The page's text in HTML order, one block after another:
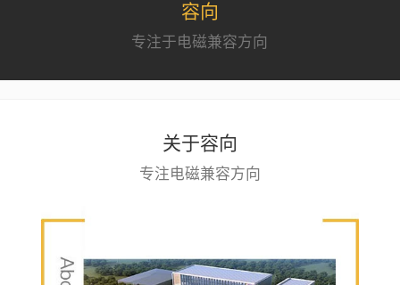
容向
专注于电磁兼容方向
关于容向
专注电磁兼容方向